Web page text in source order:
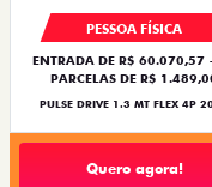
PESSOA FÍSICA
ENTRADA DE R$ 60.070,57
PARCELAS DE R$
PULSE DRIVE 1.3 MT FLEX 4P
Quero agora!